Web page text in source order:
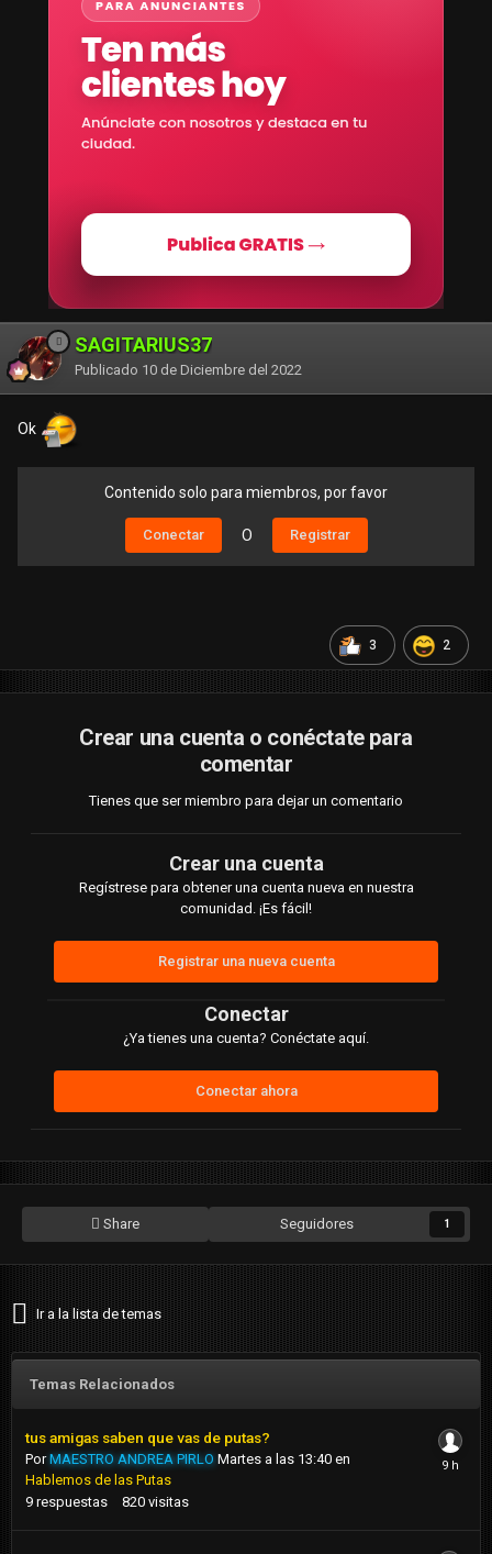
SAGITARIUS37
Publicado 10 de Diciembre del 2022
Ok
Contenido solo para miembros, por favor
Conectar O Registrar
3 2
Crear una cuenta o conéctate para
comentar
Tienes que ser miembro para dejar un comentario
Crear una cuenta
Regístrese para obtener una cuenta nueva en nuestra
comunidad. ¡Es fácil!
Registrar una nueva cuenta
Conectar
¿Ya tienes una cuenta? Conéctate aquí.
Conectar ahora
Share Seguidores 1
Ir a la lista de temas
Temas Relacionados
tus amigas saben que vas de putas?
PorMAESTRO ANDREA PIRLO Martes a las 13:40 en
Hablemos de las Putas
9 respuestas 820 visitas